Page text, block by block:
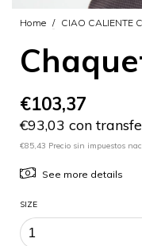
Home / CIAO CALIENTE
€103,37
€93,03 con
€85,43 Precio sin impuestos
See more details
SIZE